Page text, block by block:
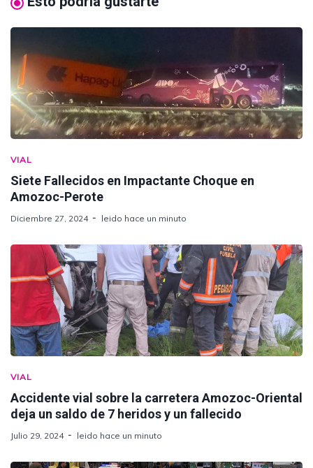
VIAL
Siete Fallecidos en Impactante Choque en
Amozoc-Perote
Diciembre 27, 2024 leido hace un minuto
VIAL
Accidente vial sobre la carretera Amozoc-Oriental
deja un saldo de 7 heridos y un fallecido
Julio 29, 2024 leido hace un minuto